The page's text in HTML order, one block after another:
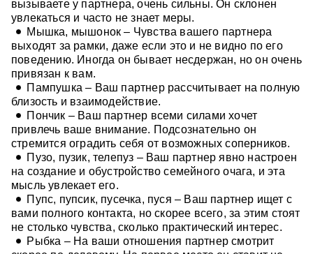
вызываете у партнера, очень сильны. Он склонен
увлекаться и часто не знает меры.
Мышка, мышонок – Чувства вашего партнера
выходят за рамки, даже если это и не видно по его
поведению. Иногда он бывает несдержан, но он очень
привязан к вам.
Пампушка – Ваш партнер рассчитывает на полную
близость и взаимодействие.
Пончик – Ваш партнер всеми силами хочет
привлечь ваше внимание. Подсознательно он
стремится оградить себя от возможных соперников.
Пузо, пузик, телепуз – Ваш партнер явно настроен
на создание и обустройство семейного очага, и эта
мысль увлекает его.
Пупс, пупсик, пусечка, пуся – Ваш партнер ищет с
вами полного контакта, но скорее всего, за этим стоят
не столько чувства, сколько практический интерес.
Рыбка – На ваши отношения партнер смотрит